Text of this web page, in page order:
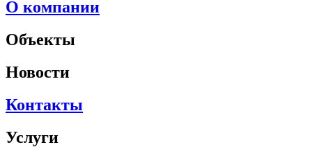
О компании
Объекты
Новости
Контакты
Услуги